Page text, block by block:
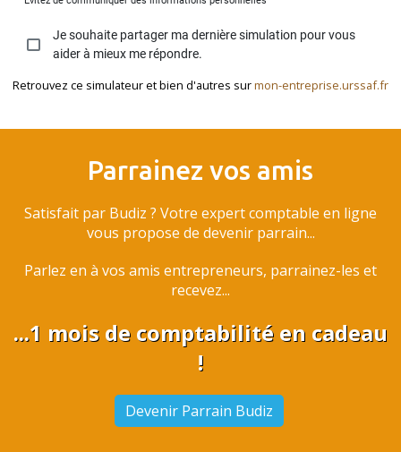
Retrouvez ce simulateur et bien d'autres surmon-entreprise.urssaf.fr
Parrainez vos amis
Satisfait par Budiz ? Votre expert comptable en ligne
vous propose de devenir parrain...
Parlez en à vos amis entrepreneurs, parrainez-les et
recevez...
...1 mois de comptabilité en cadeau
!
Devenir Parrain Budiz